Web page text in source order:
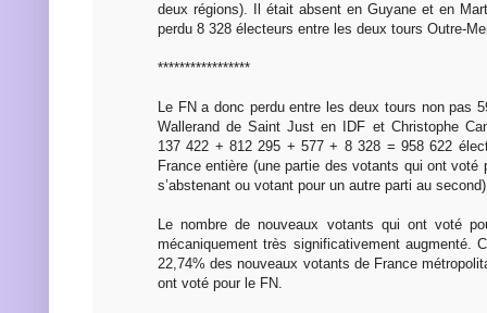
deux régions). Il était absent en Guyane et en
perdu 8 328 électeurs entre les deux tours Outre-
*****************
Le FN a donc perdu entre les deux tours non pas
Wallerand de Saint Just en IDF et Christophe
137 422 + 812 295 + 577 + 8 328 = 958 622
France entière (une partie des votants qui ont voté
s’abstenant ou votant pour un autre parti au
Le nombre de nouveaux votants qui ont voté
mécaniquement très significativement augmenté.
22,74% des nouveaux votants de France
ont voté pour le FN.